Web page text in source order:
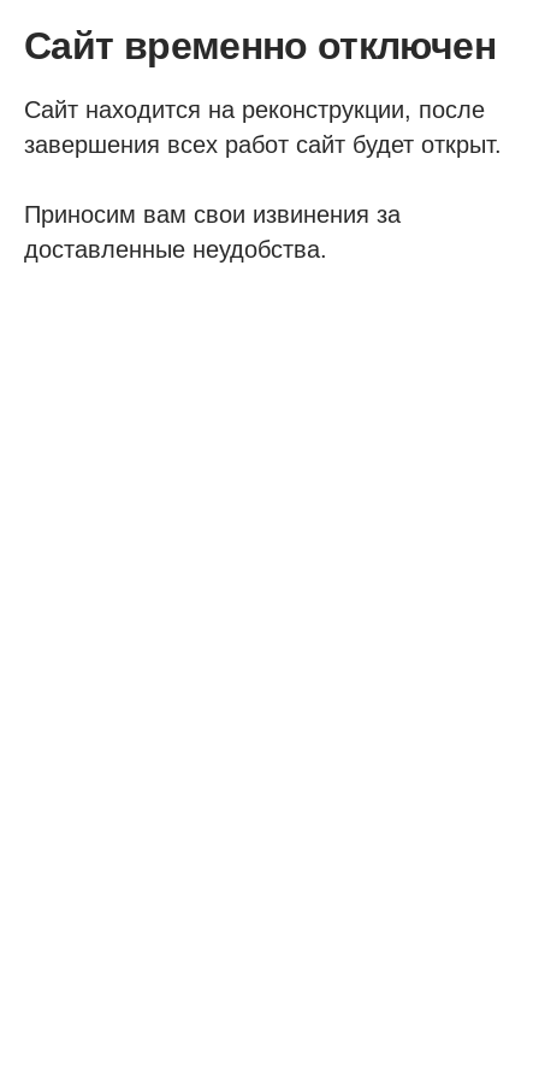
Сайт временно отключен
Сайт находится на реконструкции, после
завершения всех работ сайт будет открыт.
Приносим вам свои извинения за
доставленные неудобства.